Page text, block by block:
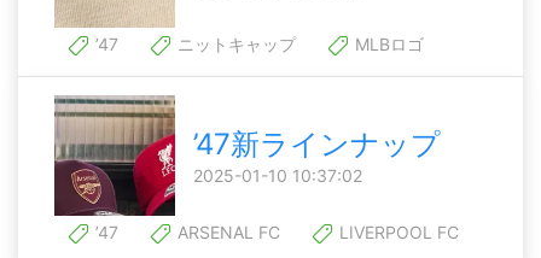
’47 ニットキャップ MLBロゴ
’47新ラインナップ
2025-01-10 10:37:02
’47 ARSENAL FC LIVERPOOL FC